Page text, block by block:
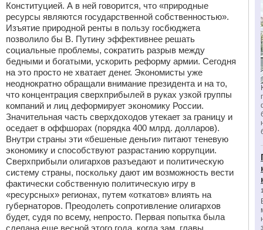
Конституцией. А в ней говорится, что «природные
ресурсы являются государственной собственностью».
Изъятие природной ренты в пользу госбюджета
позволило бы В. Путину эффективнее решать
социальные проблемы, сократить разрыв между
бедными и богатыми, ускорить реформу армии. Сегодня
на это просто не хватает денег. Экономисты уже
неоднократно обращали внимание президента и на то,
что концентрация сверхприбылей в руках узкой группы
компаний и лиц деформирует экономику России.
Значительная часть сверхдоходов утекает за границу и
оседает в оффшорах (порядка 400 млрд. долларов).
Внутри страны эти «бешеные деньги» питают теневую
экономику и способствуют разрастанию коррупции.
Сверхприбыли олигархов разъедают и политическую
систему страны, поскольку дают им возможность вести
фактически собственную политическую игру в
«ресурсных» регионах, путем «откатов» влиять на
губернаторов. Преодолеть сопротивление олигархов
будет, судя по всему, непросто. Первая попытка была
сделана еще весной этого года, когда зам. главы